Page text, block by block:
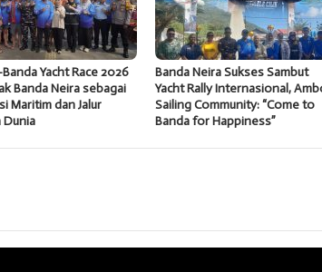
Yacht Race 2026
Banda Neira sebagai
Maritim dan Jalur
Dunia
Banda Neira Sukses Sambut
Yacht Rally Internasional,
Sailing Community: “Come to
Banda for Happiness”